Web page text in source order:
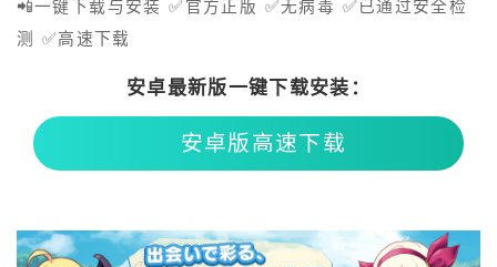
📲一键下载与安装 ✅官方正版 ✅无病毒 ✅已通过安全检
测 ✅高速下载
安卓最新版一键下载安装：
安卓版高速下载